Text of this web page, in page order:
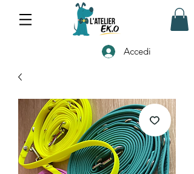
Accedi